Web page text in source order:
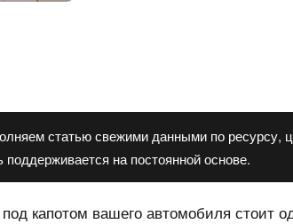
статью свежими данными по ресурсу,
на постоянной основе.
капотом вашего автомобиля стоит